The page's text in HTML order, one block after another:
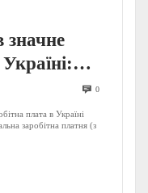
значне
0
плата в Україні
заробітна платня (з